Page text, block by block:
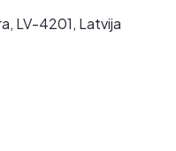
LV-4201, Latvija